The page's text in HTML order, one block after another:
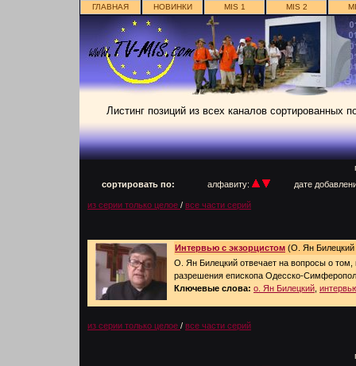
ГЛАВНАЯ НОВИНКИ MIS 1 MIS 2
Листинг позиций из всех каналов
сортировать по:
алфавиту: дате
из серии только целое / все части серий
Интервью с экзорцистом (О. Ян Билецкий
О. Ян Билецкий отвечает на вопросы о
разрешения епископа Одесско-
Ключевые слова: о. Ян Билецкий
из серии только целое / все части серий